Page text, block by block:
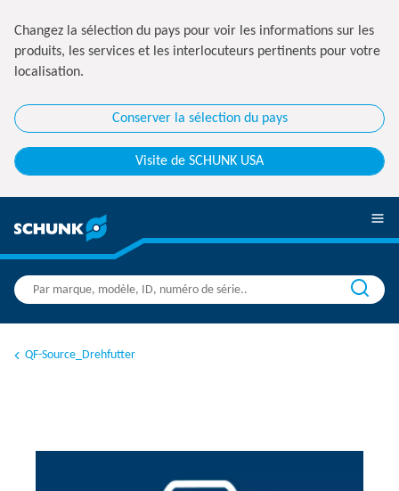
Changez la sélection du pays pour voir les informations sur les
produits, les services et les interlocuteurs pertinents pour votre
localisation.
Conserver la sélection du pays
Visite de SCHUNK USA
QF-Source_Drehfutter